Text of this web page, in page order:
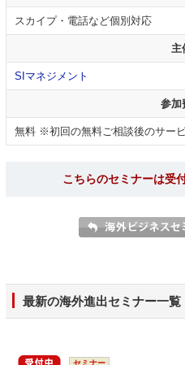
スカイプ・電話など個別対応
主
SIマネジメント
参加
無料 ※初回の無料ご相談後のサー
こちらのセミナーは受
最新の海外進出セミナー一覧
セミナー